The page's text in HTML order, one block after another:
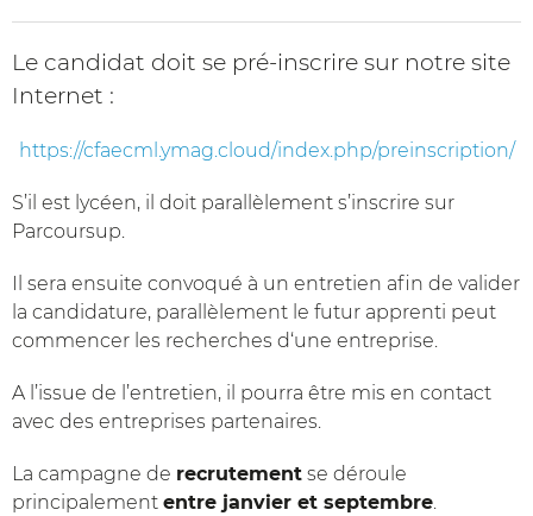
Le candidat doit se pré-inscrire sur notre site
Internet :
https://cfaecml.ymag.cloud/index.php/preinscription/
S’il est lycéen, il doit parallèlement s’inscrire sur
Parcoursup.
Il sera ensuite convoqué à un entretien afin de valider
la candidature, parallèlement le futur apprenti peut
commencer les recherches d‘une entreprise.
A l’issue de l’entretien, il pourra être mis en contact
avec des entreprises partenaires.
La campagne de recrutement se déroule
principalement entre janvier et septembre.